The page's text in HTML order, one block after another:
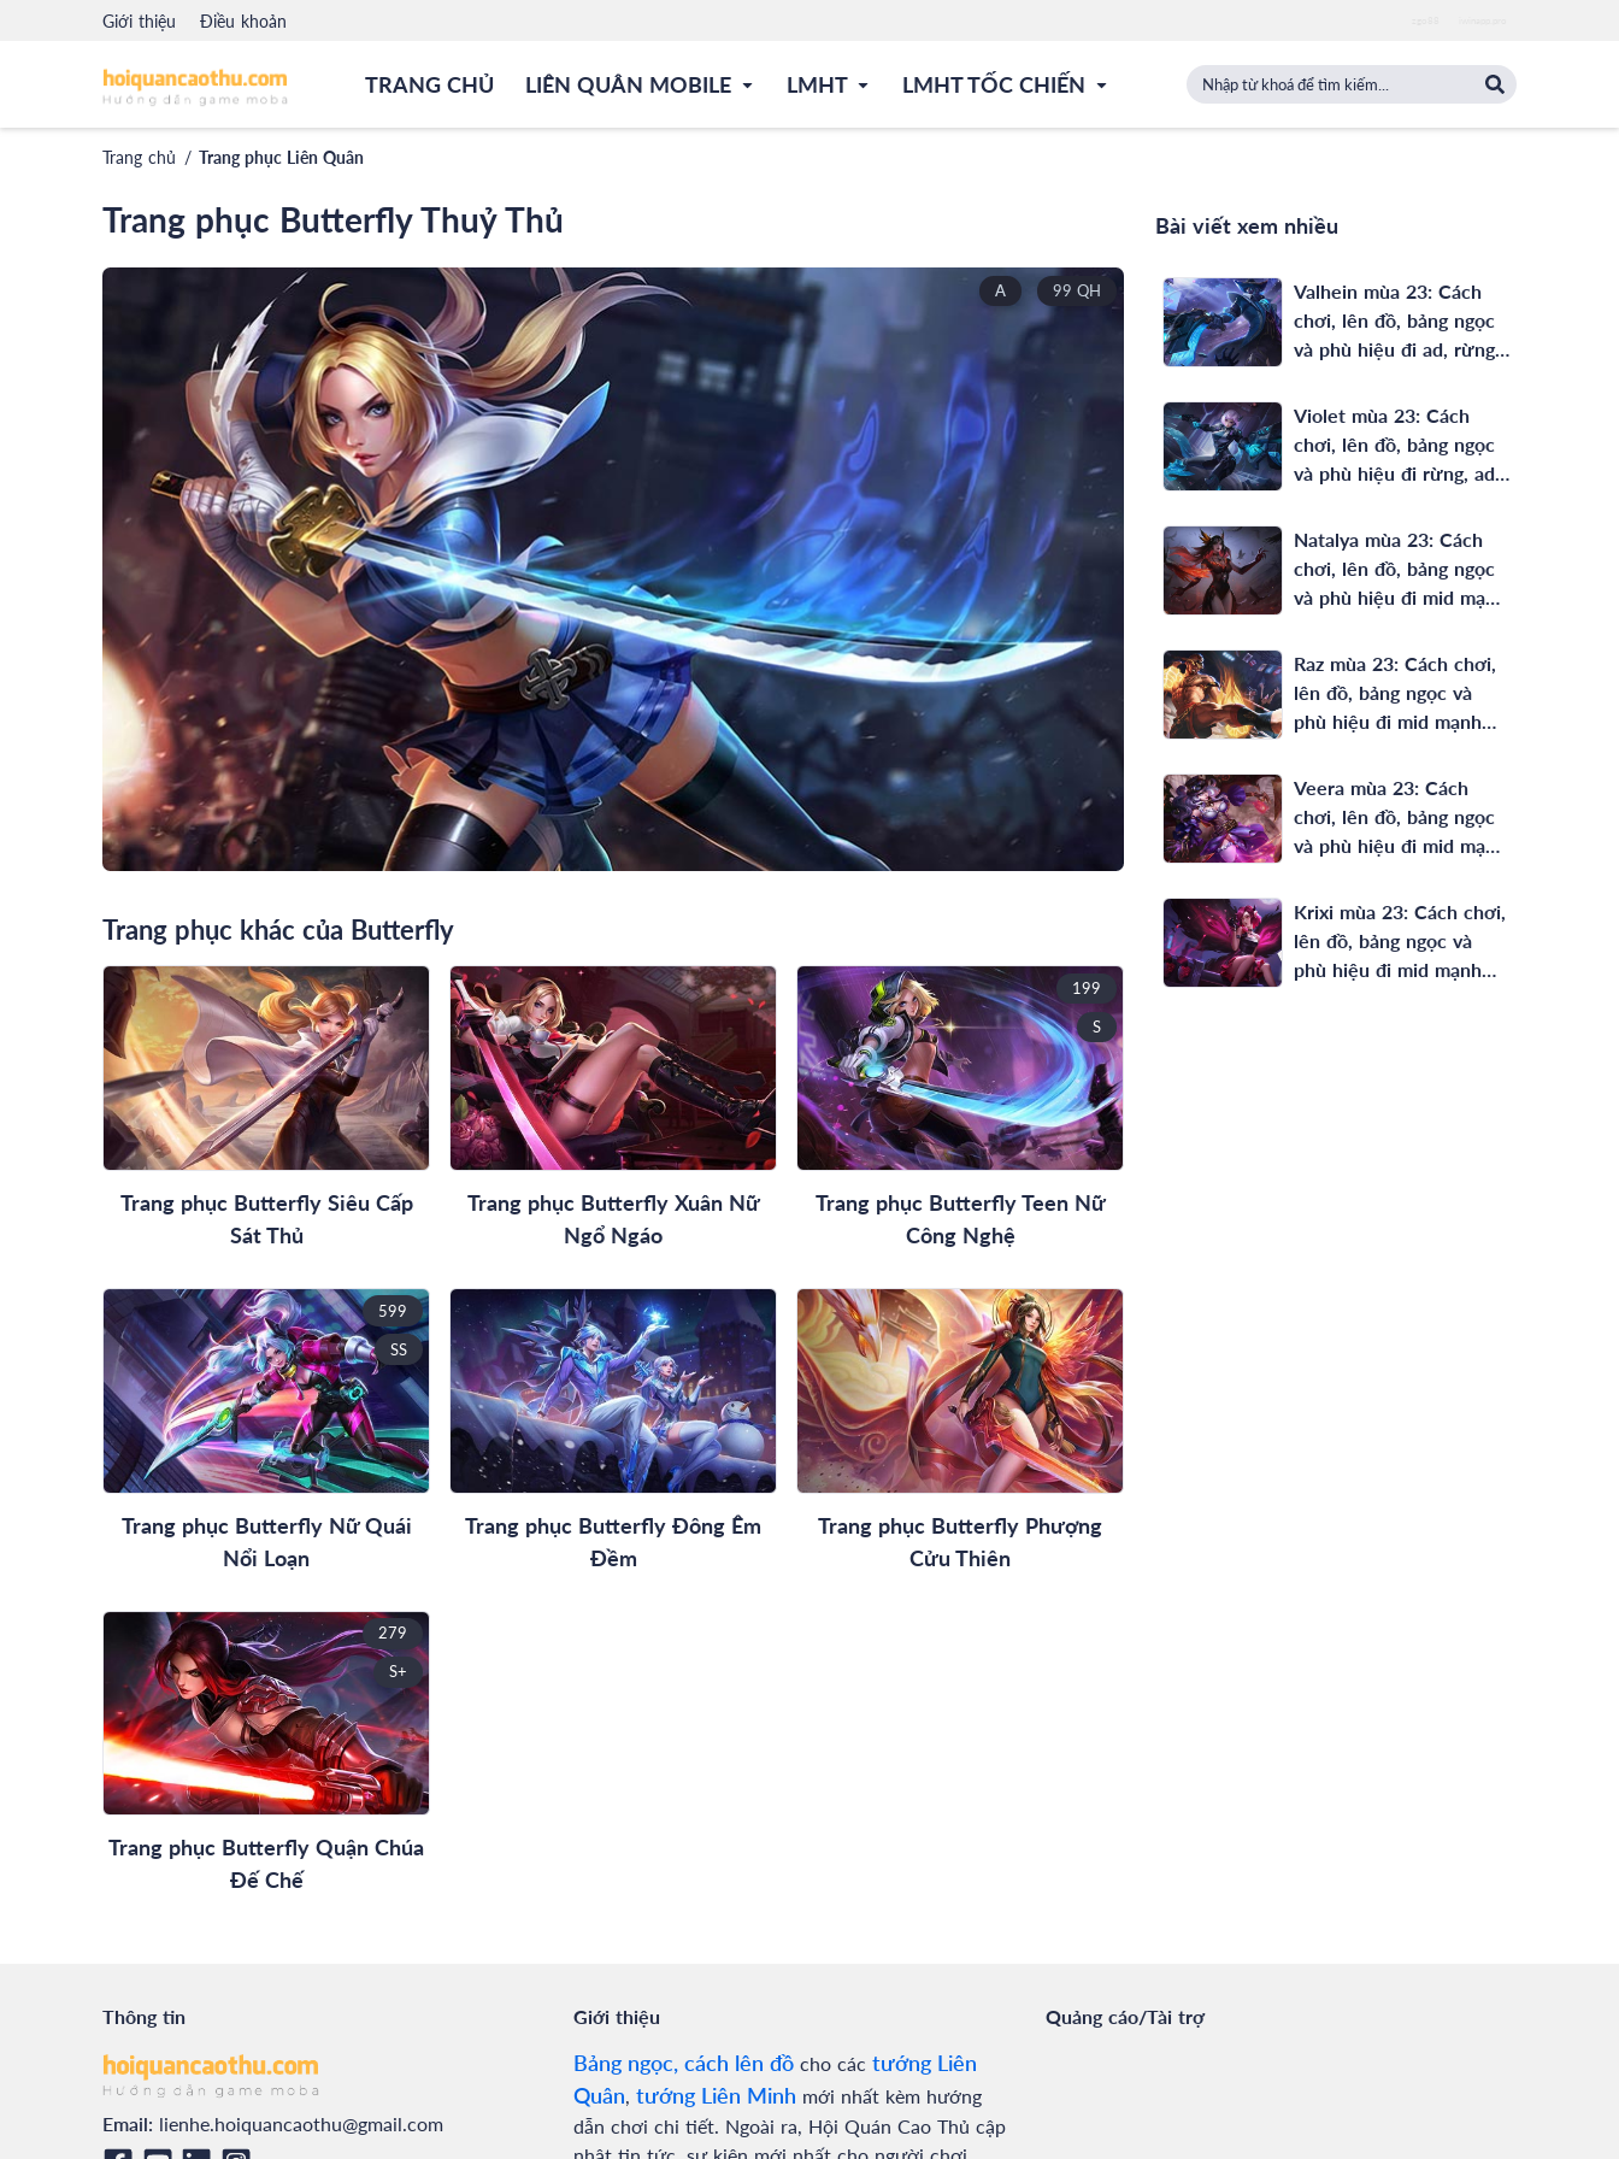
Giới thiệu Điều khoản
TRANG CHỦ LIÊN QUÂN MOBILE LMHT LMHT TỐC CHIẾN
Trang chủ / Trang phục Liên Quân
Trang phục Butterfly Thuỷ Thủ
A 99 QH
Trang phục khác của Butterfly
Trang phục Butterfly Siêu Cấp
Sát Thủ
Trang phục Butterfly Xuân Nữ
Ngổ Ngáo
199
S
Trang phục Butterfly Teen Nữ
Công Nghệ
599
SS
Trang phục Butterfly Nữ Quái
Nổi Loạn
Trang phục Butterfly Đông Êm
Đềm
Trang phục Butterfly Phượng
Cửu Thiên
279
S+
Trang phục Butterfly Quận Chúa
Đế Chế
Bài viết xem nhiều
Valhein mùa 23: Cách
chơi, lên đồ, bảng ngọc
và phù hiệu đi ad, rừng
Violet mùa 23: Cách
chơi, lên đồ, bảng ngọc
và phù hiệu đi rừng, ad
Natalya mùa 23: Cách
chơi, lên đồ, bảng ngọc
và phù hiệu đi mid mạnh
Raz mùa 23: Cách chơi,
lên đồ, bảng ngọc và
phù hiệu đi mid mạnh
Veera mùa 23: Cách
chơi, lên đồ, bảng ngọc
và phù hiệu đi mid mạnh
Krixi mùa 23: Cách chơi,
lên đồ, bảng ngọc và
phù hiệu đi mid mạnh
Thông tin
Email: lienhe.hoiquancaothu@gmail.com
Giới thiệu
Bảng ngọc, cách lên đồ cho các tướng Liên
Quân, tướng Liên Minh mới nhất kèm hướng
dẫn chơi chi tiết. Ngoài ra, Hội Quán Cao Thủ cập
Quảng cáo/Tài trợ